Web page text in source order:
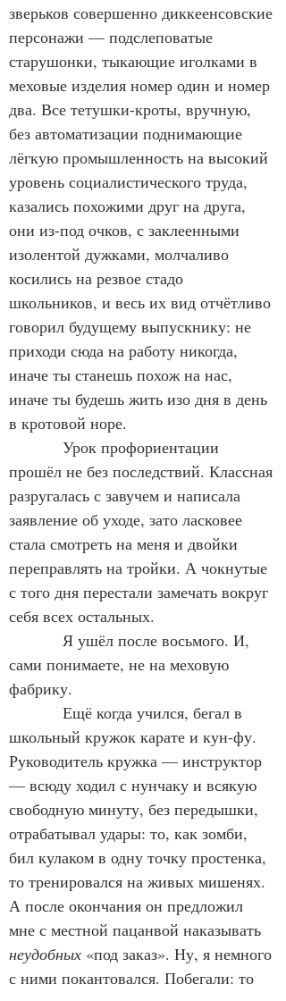
зверьков совершенно диккеенсовские
персонажи — подслеповатые
старушонки, тыкающие иголками в
меховые изделия номер один и номер
два. Все тетушки-кроты, вручную,
без автоматизации поднимающие
лёгкую промышленность на высокий
уровень социалистического труда,
казались похожими друг на друга,
они из-под очков, с заклеенными
изолентой дужками, молчаливо
косились на резвое стадо
школьников, и весь их вид отчётливо
говорил будущему выпускнику: не
приходи сюда на работу никогда,
иначе ты станешь похож на нас,
иначе ты будешь жить изо дня в день
в кротовой норе.
прошёл не без последствий. Классная
разругалась с завучем и написала
заявление об уходе, зато ласковее
стала смотреть на меня и двойки
переправлять на тройки. А чокнутые
с того дня перестали замечать вокруг
себя всех остальных.
сами понимаете, не на меховую
фабрику.
школьный кружок карате и кун-фу.
Руководитель кружка — инструктор
— всюду ходил с нунчаку и всякую
свободную минуту, без передышки,
отрабатывал удары: то, как зомби,
бил кулаком в одну точку простенка,
то тренировался на живых мишенях.
А после окончания он предложил
мне с местной пацанвой наказывать
неудобных «под заказ». Ну, я немного
с ними покантовался. Побегали: то